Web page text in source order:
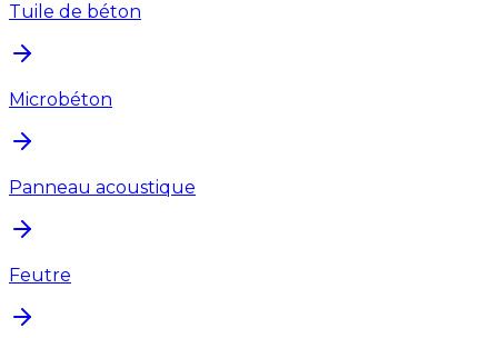
Tuile de béton
Microbéton
Panneau acoustique
Feutre